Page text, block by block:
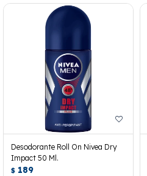
Desodorante Roll On Nivea Dry
Impact 50 Ml.
$ 189